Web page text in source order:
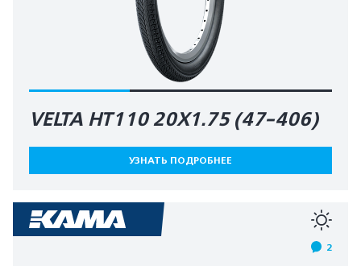
VELTA HT110 20X1.75 (47-406)
УЗНАТЬ ПОДРОБНЕЕ
2